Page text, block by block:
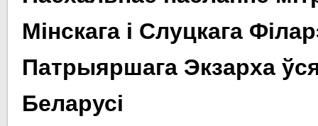
Мінскага і Слуцкага
Патрыяршага Экзарха
Беларусі